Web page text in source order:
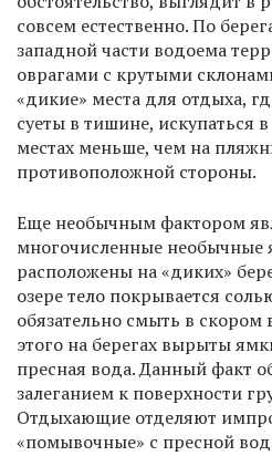
совсем естественно. По
западной части водоема
оврагами с крутыми
«дикие» места для отдыха,
суеты в тишине, искупаться
местах меньше, чем на
противоположной стороны.
Еще необычным фактором
многочисленные необычные
расположены на «диких»
озере тело покрывается
обязательно смыть в
этого на берегах вырыты
пресная вода. Данный факт
залеганием к поверхности
Отдыхающие отделяют
«помывочные» с пресной